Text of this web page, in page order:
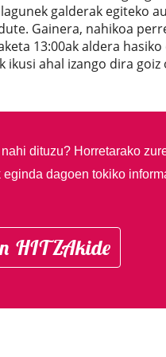
galderak egiteko
Gainera, nahikoa
13:00ak aldera
ahal izango dira goiz
dituzu? Horretarako
dagoen tokiko
HITZAkide